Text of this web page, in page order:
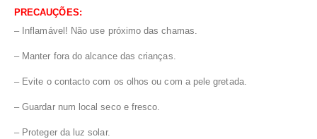
PRECAUÇÕES:
– Inflamável! Não use próximo das chamas.
– Manter fora do alcance das crianças.
– Evite o contacto com os olhos ou com a pele gretada.
–Guardar num local seco e fresco.
– Proteger da luz solar.